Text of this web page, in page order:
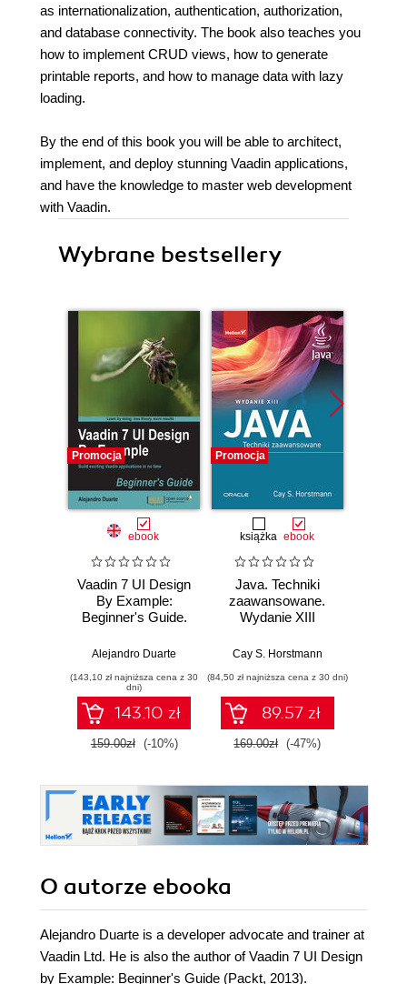
as internationalization, authentication, authorization,
and database connectivity. The book also teaches you
how to implement CRUD views, how to generate
printable reports, and how to manage data with lazy
loading.
By the end of this book you will be able to architect,
implement, and deploy stunning Vaadin applications,
and have the knowledge to master web development
with Vaadin.
Wybrane bestsellery
Promocja
ebook
Vaadin 7 UI Design
By Example:
Beginner's Guide.
All you need is
book which shows
you how to develop
web applications in
a totally hands-on
approach. By the
and taken a fun
journey on the way
Alejandro Duarte
(143,10 zł najniższa cena z 30
dni)
143.10 zł
159.00zł (-10%)
Promocja
książka ebook
Java. Techniki
zaawansowane.
Wydanie XIII
Cay S. Horstmann
(84,50 zł najniższa cena z 30 dni)
89.57 zł
169.00zł (-47%)
O autorze ebooka
Alejandro Duarte is a developer advocate and trainer at
Vaadin Ltd. He is also the author of Vaadin 7 UI Design
by Example: Beginner's Guide (Packt, 2013).